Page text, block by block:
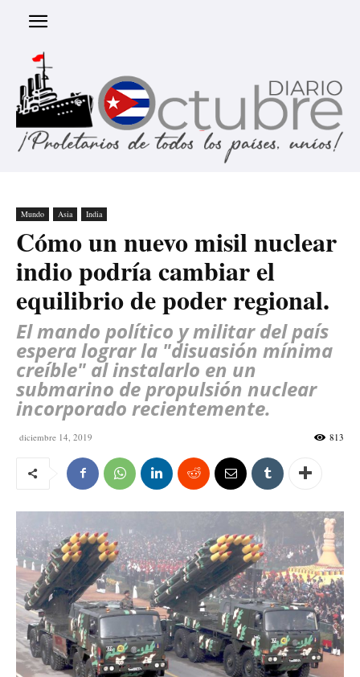
Mundo Asia India
Cómo un nuevo misil nuclear
indio podría cambiar el
equilibrio de poder regional.
El mando político y militar del país
espera lograr la "disuasión mínima
creíble" al instalarlo en un
submarino de propulsión nuclear
incorporado recientemente.
diciembre 14, 2019 813